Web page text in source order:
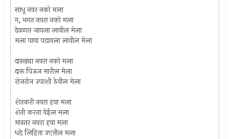
साधू नवर नको मला
ग, भगत नवरा नको मला
देवळात जायला लावील मेला
मला पाया पडायला लावील मेला
दारूड्या नवरा नको मला
दारू पिऊन मारील मेला
रोजरोज उपाशी ठेवील मेला
शेतकरी नवरा हवा मला
शेती करता येईल मला
मास्तर नवरा हवा मला
धडे लिहिता उएतील मला